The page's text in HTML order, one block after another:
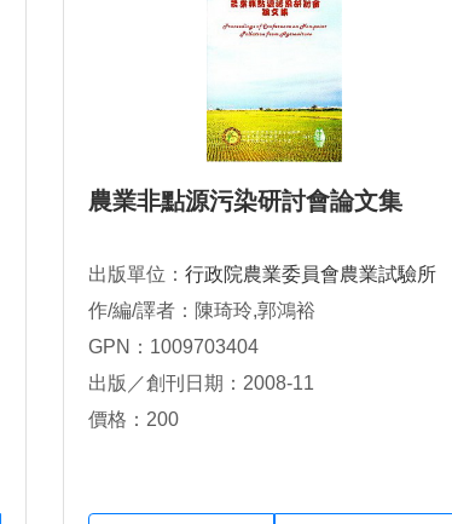
農業非點源污染研討會論文集
出版單位： 行政院農業委員會農業試驗所
作/編/譯者：陳琦玲,郭鴻裕
GPN：1009703404
出版／創刊日期：2008-11
價格：200